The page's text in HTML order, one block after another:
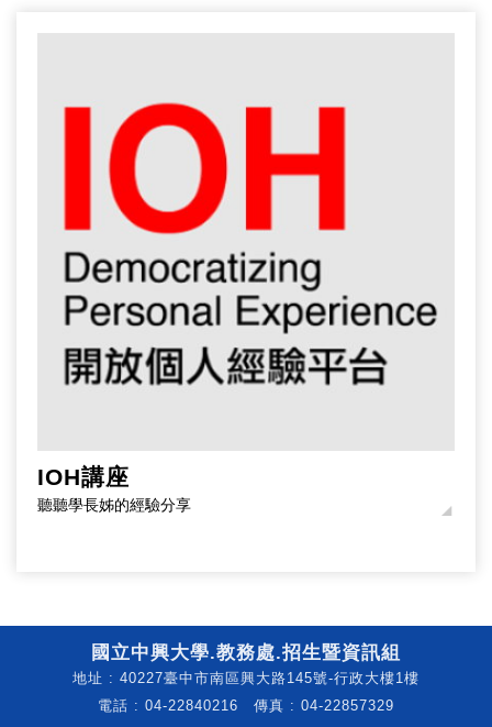
IOH講座
聽聽學長姊的經驗分享
國立中興大學.教務處.招生暨資訊組
地址 : 40227臺中市南區興大路145號-行政大樓1樓
電話 : 04-22840216 傳真 : 04-22857329